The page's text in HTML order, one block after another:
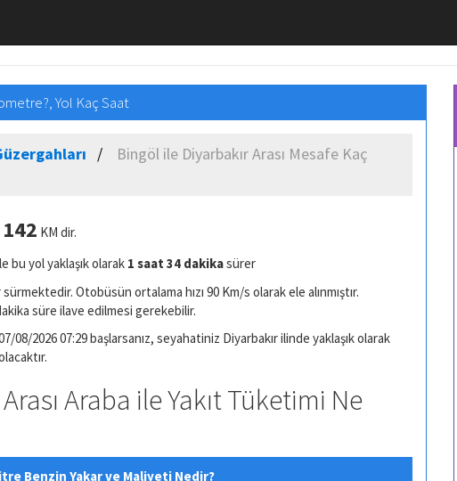
Yol Kaç Saat
Bingöl ile Diyarbakır Arası Mesafe Kaç
142 KM dir.
bu yol yaklaşık olarak 1 saat 34 dakikasürer
Otobüsün ortalama hızı 90 Km/s olarak ele alınmıştır.
süre ilave edilmesi gerekebilir.
08/2026 07:29 başlarsanız, seyahatiniz Diyarbakır ilinde yaklaşık olarak
Araba ile Yakıt Tüketimi Ne
Benzin Yakar ve Maliyeti Nedir?